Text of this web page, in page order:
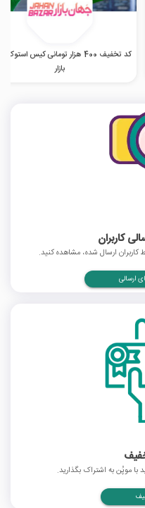
کد تخفیف 400 هزار تومانی کیس
بازار
کاربران
ارسال شده، مشاهده کنید.
ارسالی
با موپُن به اشتراک بگذارید.